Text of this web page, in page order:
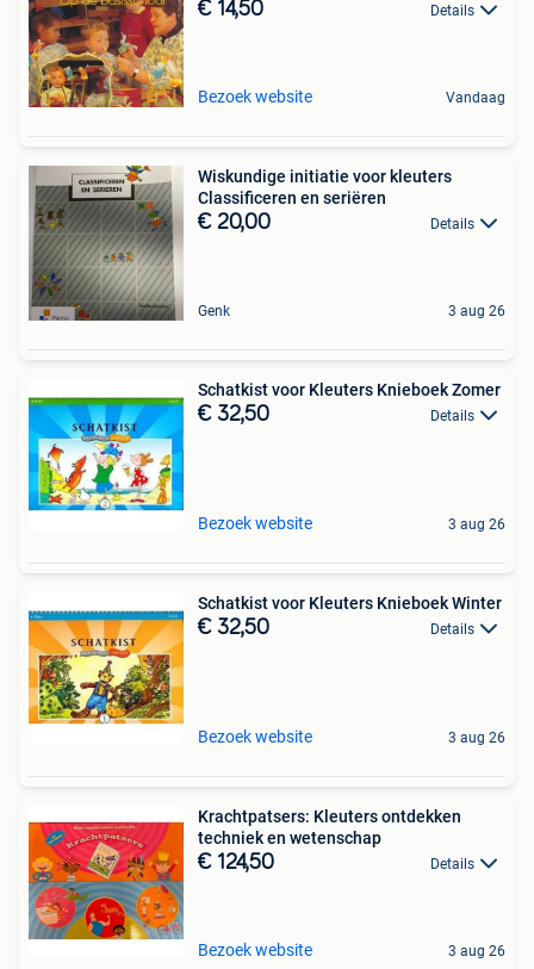
€ 14,50 Details
Bezoek website Vandaag
Wiskundige initiatie voor kleuters
Classificeren en seriëren
€ 20,00 Details
Genk 3 aug 26
Schatkist voor Kleuters Knieboek Zomer
€ 32,50 Details
Bezoek website 3 aug 26
Schatkist voor Kleuters Knieboek Winter
€ 32,50 Details
Bezoek website 3 aug 26
Krachtpatsers: Kleuters ontdekken
techniek en wetenschap
€ 124,50 Details
Bezoek website 3 aug 26